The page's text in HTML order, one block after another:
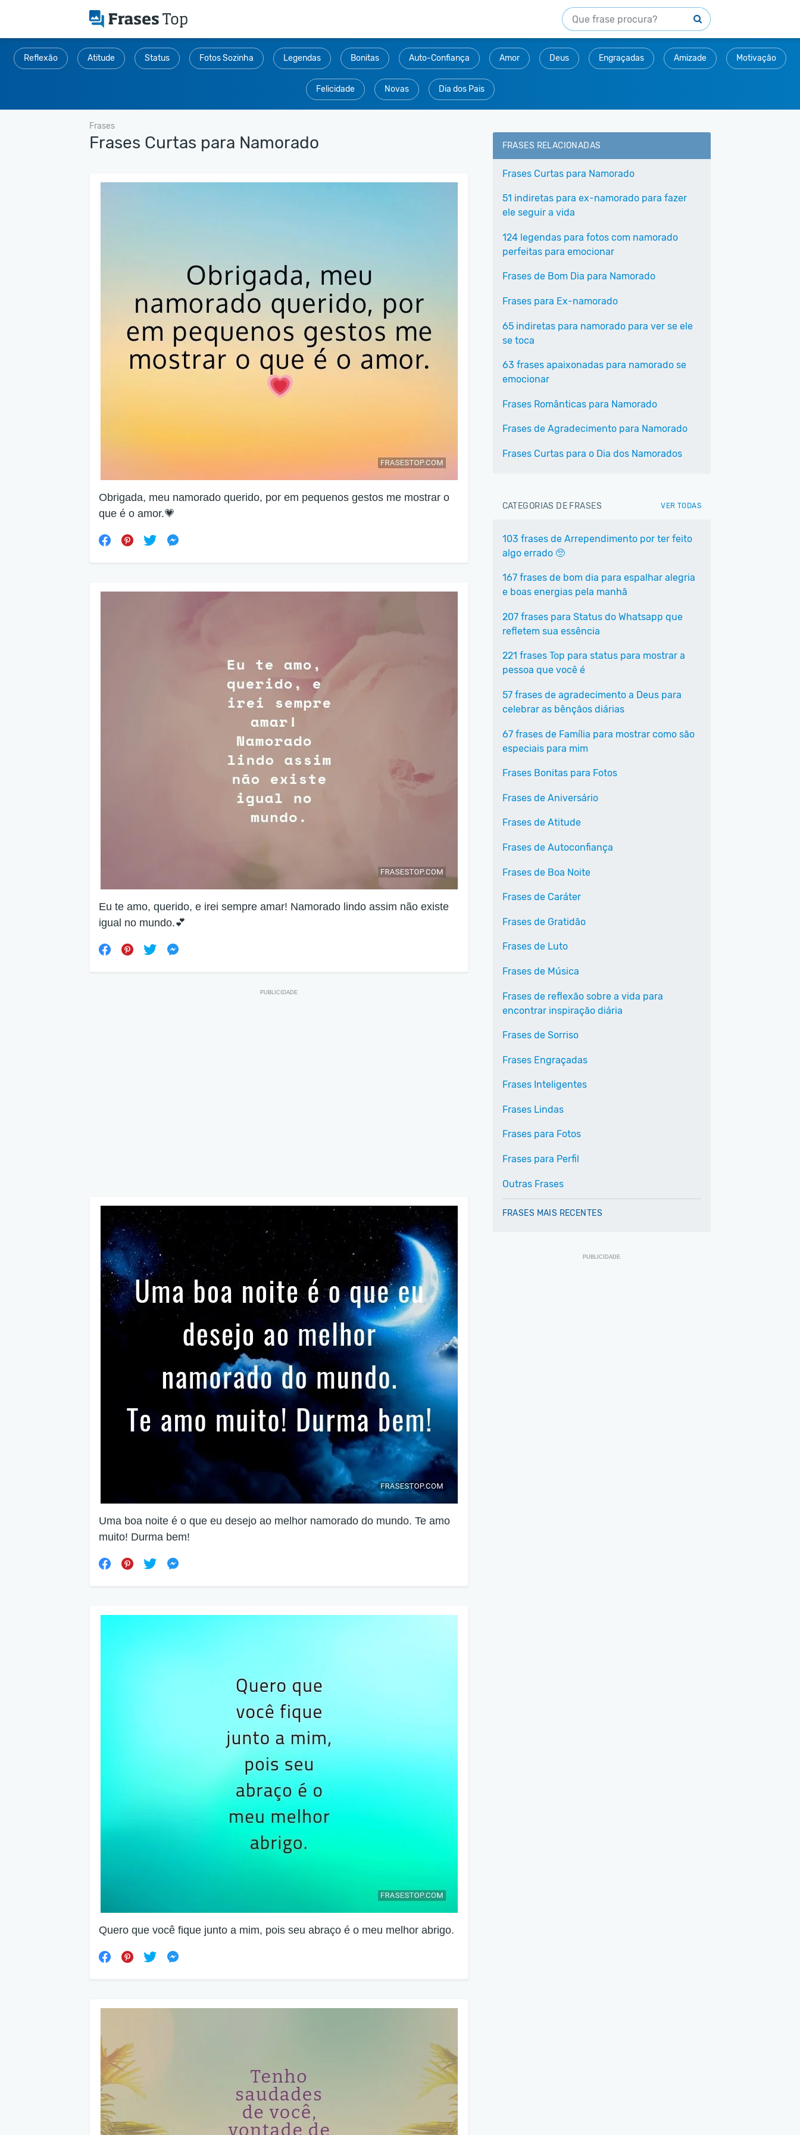
Reflexão Atitude Status Fotos Sozinha Legendas Bonitas Auto-Confiança Amor Deus Engraçadas Amizade Motivação
Felicidade Novas Dia dos Pais
Frases
Frases Curtas para Namorado
Obrigada, meu namorado querido, por em pequenos gestos me mostrar o
que é o amor.💗
Eu te amo, querido, e irei sempre amar! Namorado lindo assim não existe
igual no mundo.💕
Uma boa noite é o que eu desejo ao melhor namorado do mundo. Te amo
muito! Durma bem!
Quero que você fique junto a mim, pois seu abraço é o meu melhor abrigo.
FRASES RELACIONADAS
Frases Curtas para Namorado
51 indiretas para ex-namorado para fazer
ele seguir a vida
124 legendas para fotos com namorado
perfeitas para emocionar
Frases de Bom Dia para Namorado
Frases para Ex-namorado
65 indiretas para namorado para ver se ele
se toca
63 frases apaixonadas para namorado se
emocionar
Frases Românticas para Namorado
Frases de Agradecimento para Namorado
Frases Curtas para o Dia dos Namorados
CATEGORIAS DE FRASES VER TODAS
103 frases de Arrependimento por ter feito
algo errado 🥺
167 frases de bom dia para espalhar alegria
e boas energias pela manhã
207 frases para Status do Whatsapp que
refletem sua essência
221 frases Top para status para mostrar a
pessoa que você é
57 frases de agradecimento a Deus para
celebrar as bênçãos diárias
67 frases de Família para mostrar como são
especiais para mim
Frases Bonitas para Fotos
Frases de Aniversário
Frases de Atitude
Frases de Autoconfiança
Frases de Boa Noite
Frases de Caráter
Frases de Gratidão
Frases de Luto
Frases de Música
Frases de reflexão sobre a vida para
encontrar inspiração diária
Frases de Sorriso
Frases Engraçadas
Frases Inteligentes
Frases Lindas
Frases para Fotos
Frases para Perfil
Outras Frases
FRASES MAIS RECENTES